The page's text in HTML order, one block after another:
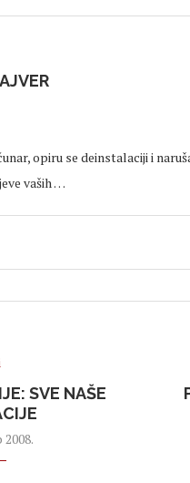
opiru se deinstalaciji i
vaših …
SVE NAŠE